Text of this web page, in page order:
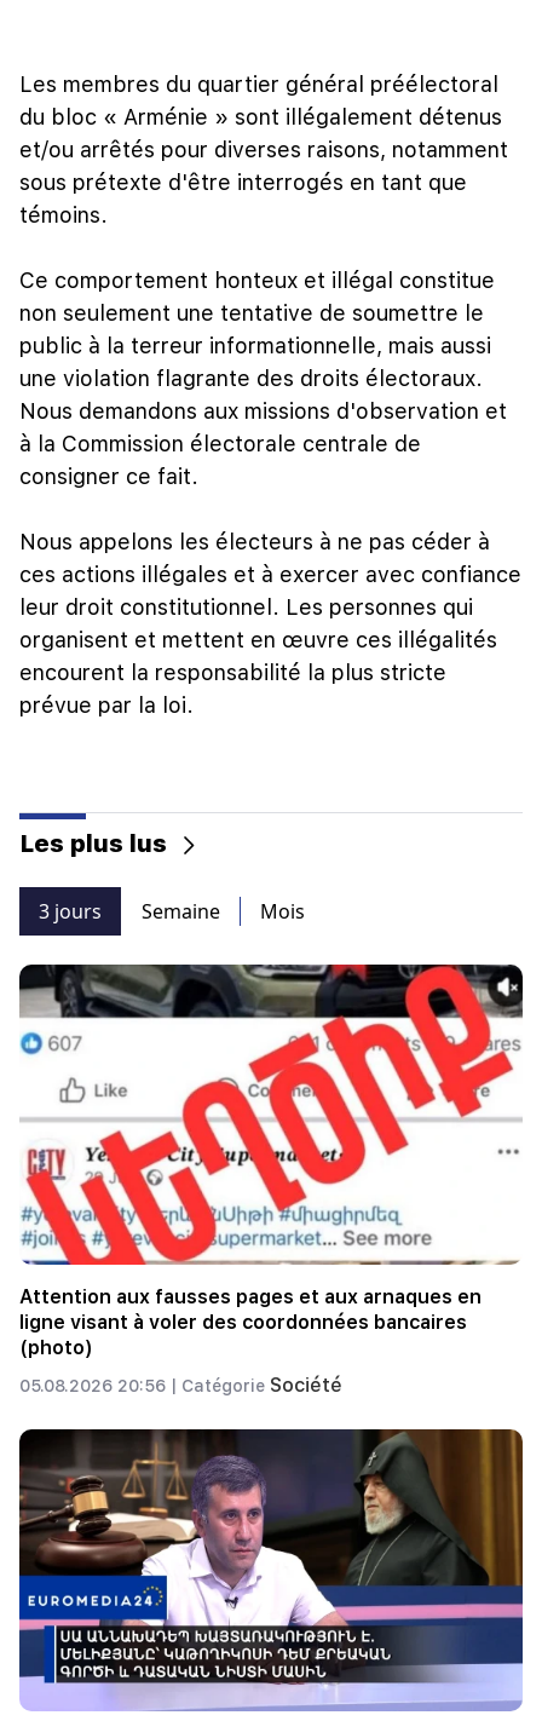
Les membres du quartier général préélectoral
du bloc « Arménie » sont illégalement détenus
et/ou arrêtés pour diverses raisons, notamment
sous prétexte d'être interrogés en tant que
témoins.
Ce comportement honteux et illégal constitue
non seulement une tentative de soumettre le
public à la terreur informationnelle, mais aussi
une violation flagrante des droits électoraux.
Nous demandons aux missions d'observation et
à la Commission électorale centrale de
consigner ce fait.
Nous appelons les électeurs à ne pas céder à
ces actions illégales et à exercer avec confiance
leur droit constitutionnel. Les personnes qui
organisent et mettent en œuvre ces illégalités
encourent la responsabilité la plus stricte
prévue par la loi.
Les plus lus
3 jours Semaine Mois
Attention aux fausses pages et aux arnaques en
ligne visant à voler des coordonnées bancaires
(photo)
05.08.2026 20:56 | Catégorie Société